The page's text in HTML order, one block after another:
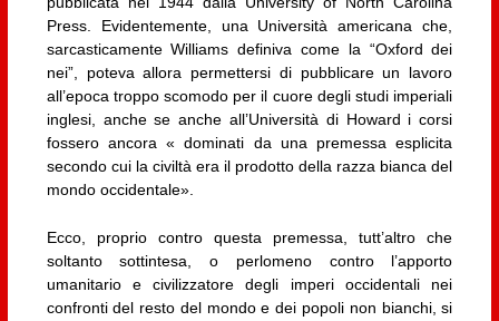
Press. Evidentemente, una Università americana che,
sarcasticamente Williams definiva come la “Oxford dei
nei”, poteva allora permettersi di pubblicare un lavoro
all’epoca troppo scomodo per il cuore degli studi imperiali
inglesi, anche se anche all’Università di Howard i corsi
fossero ancora « dominati da una premessa esplicita
secondo cui la civiltà era il prodotto della razza bianca del
mondo occidentale».
Ecco, proprio contro questa premessa, tutt’altro che
soltanto sottintesa, o perlomeno contro l’apporto
umanitario e civilizzatore degli imperi occidentali nei
confronti del resto del mondo e dei popoli non bianchi, si